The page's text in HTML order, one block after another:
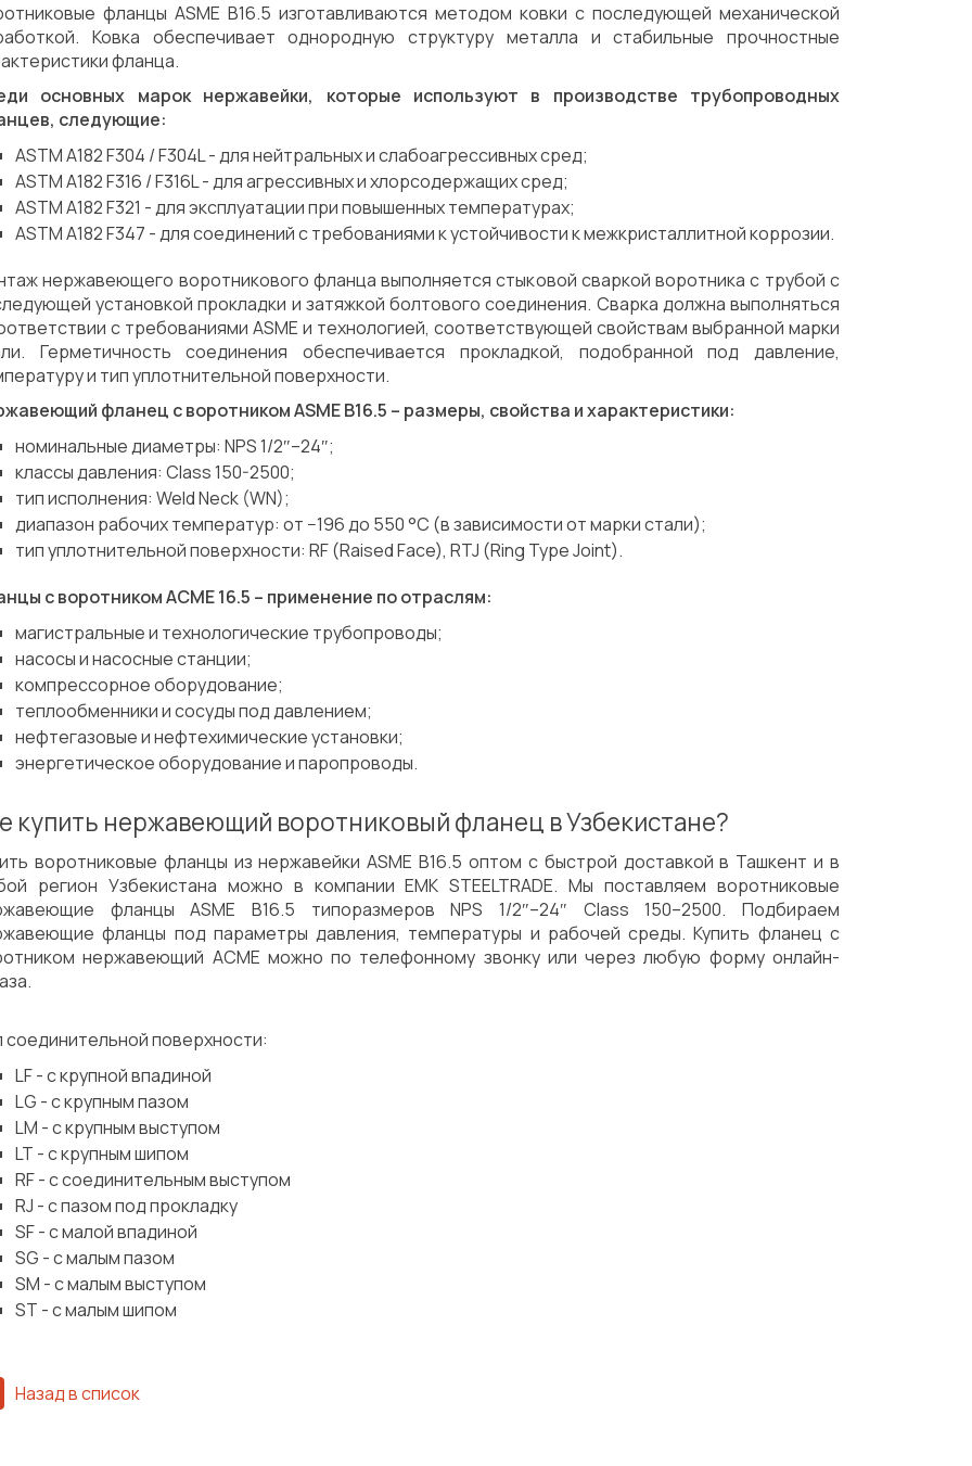
фланцы ASME B16.5 изготавливаются методом ковки с последующей механической
Ковка обеспечивает однородную структуру металла и стабильные прочностные
фланца.
основных марок нержавейки, которые используют в производстве трубопроводных
следующие:
ASTM A182 F304 / F304L - для нейтральных и слабоагрессивных сред;
ASTM A182 F316 / F316L - для агрессивных и хлорсодержащих сред;
ASTM A182 F321 - для эксплуатации при повышенных температурах;
ASTM A182 F347 - для соединений с требованиями к устойчивости к межкристаллитной коррозии.
нержавеющего воротникового фланца выполняется стыковой сваркой воротника с трубой с
установкой прокладки и затяжкой болтового соединения. Сварка должна выполняться
с требованиями ASME и технологией, соответствующей свойствам выбранной марки
Герметичность соединения обеспечивается прокладкой, подобранной под давление,
и тип уплотнительной поверхности.
фланец с воротником ASME B16.5 – размеры, свойства и характеристики:
номинальные диаметры: NPS 1/2″–24″;
классы давления: Class 150-2500;
тип исполнения: Weld Neck (WN);
диапазон рабочих температур: от −196 до 550 °C (в зависимости от марки стали);
тип уплотнительной поверхности: RF (Raised Face), RTJ (Ring Type Joint).
с воротником АСМЕ 16.5 – применение по отраслям:
магистральные и технологические трубопроводы;
насосы и насосные станции;
компрессорное оборудование;
теплообменники и сосуды под давлением;
нефтегазовые и нефтехимические установки;
энергетическое оборудование и паропроводы.
купить нержавеющий воротниковый фланец в Узбекистане?
воротниковые фланцы из нержавейки ASME B16.5 оптом с быстрой доставкой в Ташкент и в
регион Узбекистана можно в компании EMK STEELTRADE. Мы поставляем воротниковые
фланцы ASME B16.5 типоразмеров NPS 1/2″–24″ Class 150–2500. Подбираем
фланцы под параметры давления, температуры и рабочей среды. Купить фланец с
нержавеющий АСМЕ можно по телефонному звонку или через любую форму онлайн-
соединительной поверхности:
LF - с крупной впадиной
LG - с крупным пазом
LM - с крупным выступом
LT - с крупным шипом
RF - с соединительным выступом
RJ - с пазом под прокладку
SF - с малой впадиной
SG - с малым пазом
SM - с малым выступом
ST - с малым шипом
Назад в список